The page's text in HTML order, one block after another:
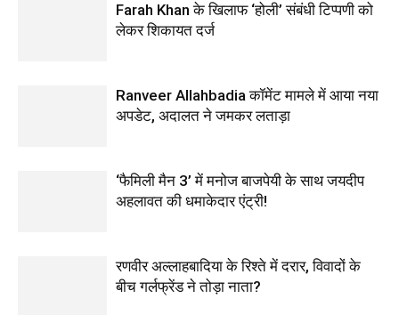
Farah Khan के खिलाफ ‘होली’ संबंधी टिप्पणी को
लेकर शिकायत दर्ज
Ranveer Allahbadia कॉमेंट मामले में आया नया
अपडेट, अदालत ने जमकर लताड़ा
‘फैमिली मैन 3’ में मनोज बाजपेयी के साथ जयदीप
अहलावत की धमाकेदार एंट्री!
रणवीर अल्लाहबादिया के रिश्ते में दरार, विवादों के
बीच गर्लफ्रेंड ने तोड़ा नाता?